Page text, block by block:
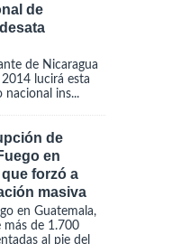
de
de Nicaragua
lucirá esta
ins...
de
en
forzó a
masiva
en Guatemala,
más de 1.700
al pie del